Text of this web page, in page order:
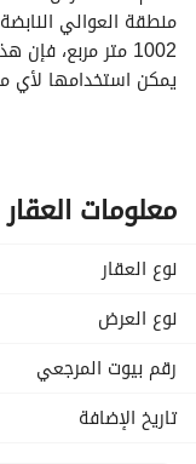
يمكن استخدامها لأي
- الغرض: للبيع
- الموقع: العوالي، مكة
- المساحة: 1002 متر مربع
- السعر: 3,850,000 ريال سعودي
- غير مفروشة، مما
معلومات العقار
نوع العقار
نوع العرض
رقم بيوت المرجعي
تاريخ الإضافة